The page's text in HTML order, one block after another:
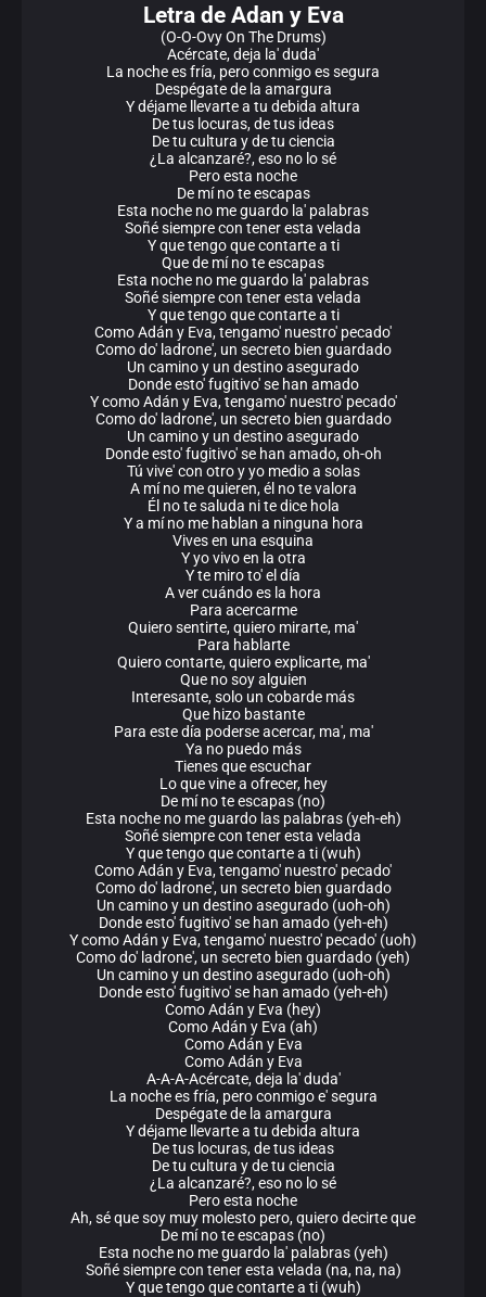
Letra de Adan y Eva
(O-O-Ovy On The Drums)
Acércate, deja la' duda'
La noche es fría, pero conmigo es segura
Despégate de la amargura
Y déjame llevarte a tu debida altura
De tus locuras, de tus ideas
De tu cultura y de tu ciencia
¿La alcanzaré?, eso no lo sé
Pero esta noche
De mí no te escapas
Esta noche no me guardo la' palabras
Soñé siempre con tener esta velada
Y que tengo que contarte a ti
Que de mí no te escapas
Esta noche no me guardo la' palabras
Soñé siempre con tener esta velada
Y que tengo que contarte a ti
Como Adán y Eva, tengamo' nuestro' pecado'
Como do' ladrone', un secreto bien guardado
Un camino y un destino asegurado
Donde esto' fugitivo' se han amado
Y como Adán y Eva, tengamo' nuestro' pecado'
Como do' ladrone', un secreto bien guardado
Un camino y un destino asegurado
Donde esto' fugitivo' se han amado, oh-oh
Tú vive' con otro y yo medio a solas
A mí no me quieren, él no te valora
Él no te saluda ni te dice hola
Y a mí no me hablan a ninguna hora
Vives en una esquina
Y yo vivo en la otra
Y te miro to' el día
A ver cuándo es la hora
Para acercarme
Quiero sentirte, quiero mirarte, ma'
Para hablarte
Quiero contarte, quiero explicarte, ma'
Que no soy alguien
Interesante, solo un cobarde más
Que hizo bastante
Para este día poderse acercar, ma', ma'
Ya no puedo más
Tienes que escuchar
Lo que vine a ofrecer, hey
De mí no te escapas (no)
Esta noche no me guardo las palabras (yeh-eh)
Soñé siempre con tener esta velada
Y que tengo que contarte a ti (wuh)
Como Adán y Eva, tengamo' nuestro' pecado'
Como do' ladrone', un secreto bien guardado
Un camino y un destino asegurado (uoh-oh)
Donde esto' fugitivo' se han amado (yeh-eh)
Y como Adán y Eva, tengamo' nuestro' pecado' (uoh)
Como do' ladrone', un secreto bien guardado (yeh)
Un camino y un destino asegurado (uoh-oh)
Donde esto' fugitivo' se han amado (yeh-eh)
Como Adán y Eva (hey)
Como Adán y Eva (ah)
Como Adán y Eva
Como Adán y Eva
A-A-A-Acércate, deja la' duda'
La noche es fría, pero conmigo e' segura
Despégate de la amargura
Y déjame llevarte a tu debida altura
De tus locuras, de tus ideas
De tu cultura y de tu ciencia
¿La alcanzaré?, eso no lo sé
Pero esta noche
Ah, sé que soy muy molesto pero, quiero decirte que
De mí no te escapas (no)
Esta noche no me guardo la' palabras (yeh)
Soñé siempre con tener esta velada (na, na, na)
Y que tengo que contarte a ti (wuh)